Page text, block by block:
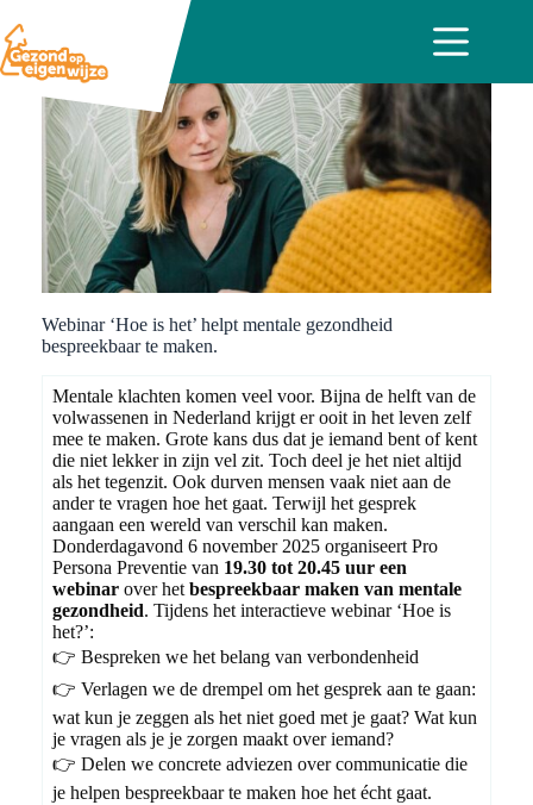
naar
de
inhoud
Webinar ‘Hoe is het’ helpt mentale gezondheid
bespreekbaar te maken.
Mentale klachten komen veel voor. Bijna de helft van de
volwassenen in Nederland krijgt er ooit in het leven zelf
mee te maken. Grote kans dus dat je iemand bent of kent
die niet lekker in zijn vel zit. Toch deel je het niet altijd
als het tegenzit. Ook durven mensen vaak niet aan de
ander te vragen hoe het gaat. Terwijl het gesprek
aangaan een wereld van verschil kan maken.
Donderdagavond 6 november 2025 organiseert Pro
Persona Preventie van 19.30 tot 20.45 uur een
webinar over het bespreekbaar maken van mentale
gezondheid. Tijdens het interactieve webinar ‘Hoe is
het?’:
👉 Bespreken we het belang van verbondenheid
👉 Verlagen we de drempel om het gesprek aan te gaan:
wat kun je zeggen als het niet goed met je gaat? Wat kun
je vragen als je je zorgen maakt over iemand?
👉 Delen we concrete adviezen over communicatie die
je helpen bespreekbaar te maken hoe het écht gaat.